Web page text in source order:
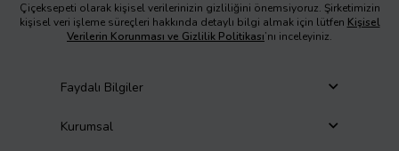
Çiçeksepeti olarak kişisel verilerinizin gizliliğini önemsiyoruz. Şirketimizin
kişisel veri işleme süreçleri hakkında detaylı bilgi almak için lütfen Kişisel
Verilerin Korunması ve Gizlilik Politikası’nı inceleyiniz.
Faydalı Bilgiler
Kurumsal